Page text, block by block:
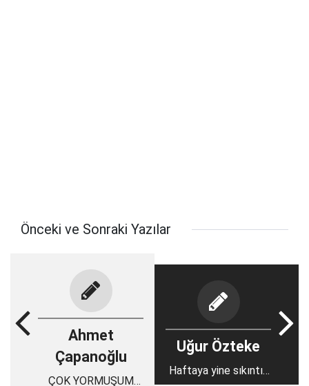
Önceki ve Sonraki Yazılar
Ahmet
Çapanoğlu
ÇOK YORMUŞUM
Uğur Özteke
Haftaya yine sıkıntılı